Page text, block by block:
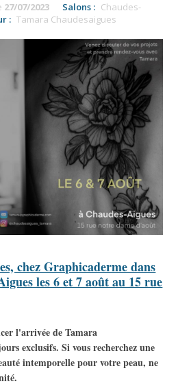
27/07/2023 Salons : Chaudes-
: Tamara Chaudesaigues
chez Graphicaderme dans
les 6 et 7 août au 15 rue
l'arrivée de Tamara
exclusifs. Si vous recherchez une
intemporelle pour votre peau, ne